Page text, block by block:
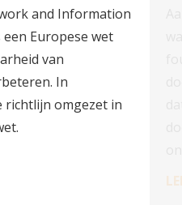
and Information
Europese wet
van
In
richtlijn omgezet in